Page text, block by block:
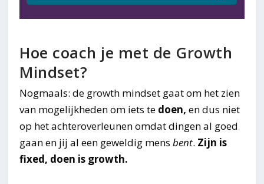
Hoe coach je met de Growth
Mindset?
Nogmaals: de growth mindset gaat om het zien
van mogelijkheden om iets te doen,en dus niet
op het achteroverleunen omdat dingen al goed
gaan en jij al een geweldig mensbent. Zijn is
fixed, doen is growth.